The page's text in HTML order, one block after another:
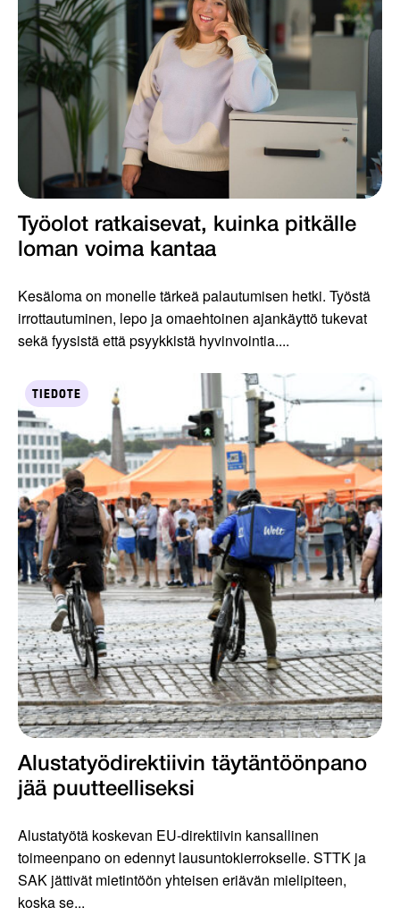
Työolot ratkaisevat, kuinka pitkälle
loman voima kantaa
Kesäloma on monelle tärkeä palautumisen hetki. Työstä
irrottautuminen, lepo ja omaehtoinen ajankäyttö tukevat
sekä fyysistä että psyykkistä hyvinvointia....
TIEDOTE
Alustatyödirektiivin täytäntöönpano
jää puutteelliseksi
Alustatyötä koskevan EU-direktiivin kansallinen
toimeenpano on edennyt lausuntokierrokselle. STTK ja
SAK jättivät mietintöön yhteisen eriävän mielipiteen,
koska se...